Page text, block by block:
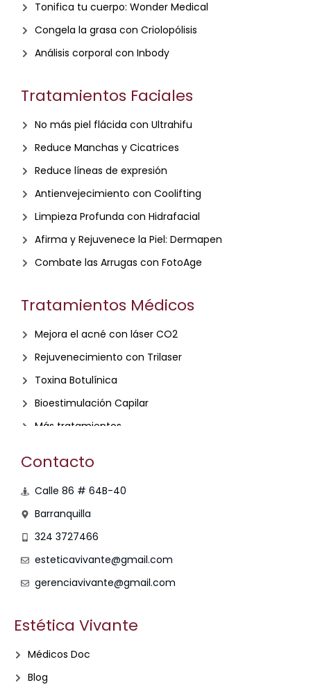
Tonifica tu cuerpo: Wonder Medical
Congela la grasa con Criolopólisis
Análisis corporal con Inbody
Tratamientos Faciales
No más piel flácida con Ultrahifu
Reduce Manchas y Cicatrices
Reduce líneas de expresión
Antienvejecimiento con Coolifting
Limpieza Profunda con Hidrafacial
Afirma y Rejuvenece la Piel: Dermapen
Combate las Arrugas con FotoAge
Tratamientos Médicos
Mejora el acné con láser CO2
Rejuvenecimiento con Trilaser
Toxina Botulínica
Bioestimulación Capilar
Más tratamientos
Contacto
Calle 86 # 64B-40
Barranquilla
324 3727466
esteticavivante@gmail.com
gerenciavivante@gmail.com
Estética Vivante
Médicos Doc
Blog